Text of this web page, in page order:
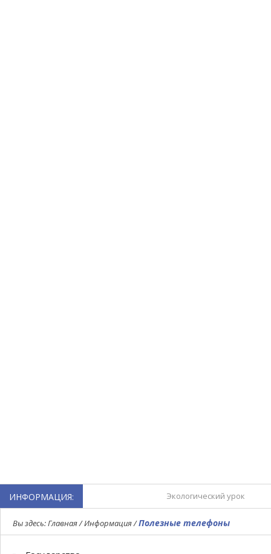
ИНФОРМАЦИЯ: Экологический урок
Турнир по мини-футболу,
Вы здесь:Главная/Информация/Полезные телефоны